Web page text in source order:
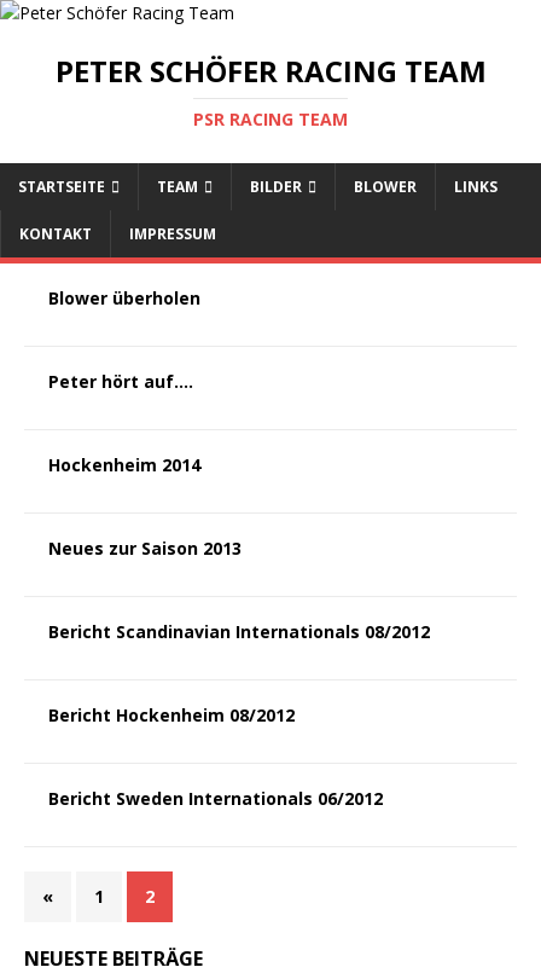
PETER SCHÖFER RACING TEAM
PSR RACING TEAM
STARTSEITE TEAM BILDER BLOWER LINKS
KONTAKT IMPRESSUM
Blower überholen
Peter hört auf….
Hockenheim 2014
Neues zur Saison 2013
Bericht Scandinavian Internationals 08/2012
Bericht Hockenheim 08/2012
Bericht Sweden Internationals 06/2012
« 1 2
NEUESTE BEITRÄGE